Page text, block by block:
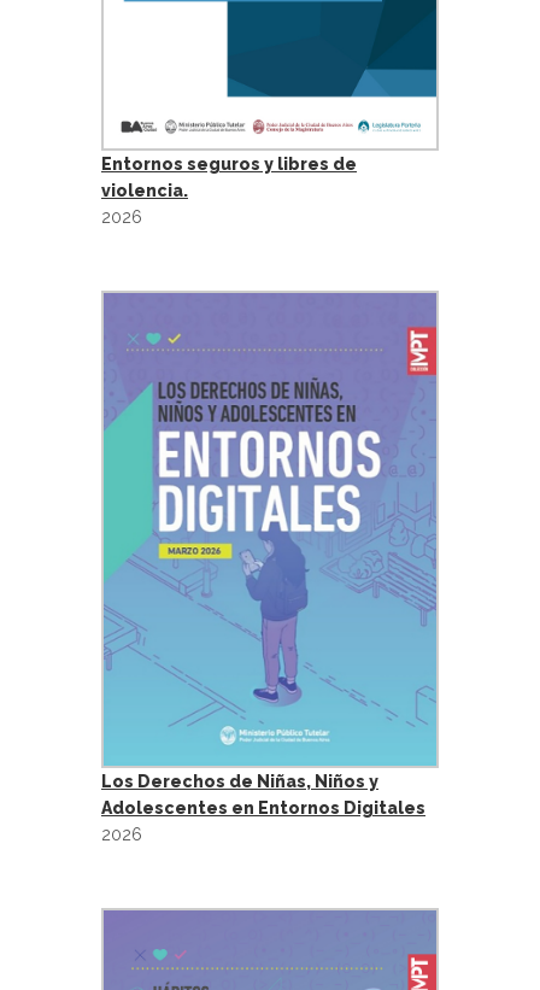
Entornos seguros y libres de
violencia.
2026
Los Derechos de Niñas, Niños y
Adolescentes en Entornos Digitales
2026